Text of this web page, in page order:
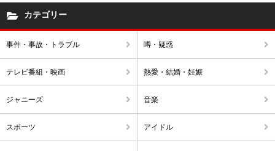
カテゴリー
事件・事故・トラブル 噂・疑惑
テレビ番組・映画 熱愛・結婚・妊娠
ジャニーズ 音楽
スポーツ アイドル